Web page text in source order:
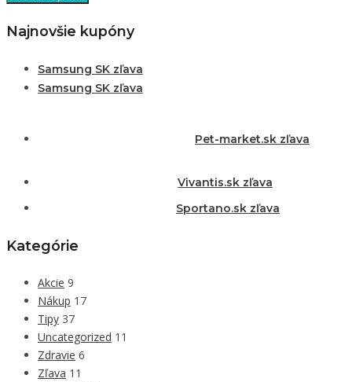
Najnovšie kupóny
Samsung SK zľava
Samsung SK zľava
Pet-market.sk zľava
Vivantis.sk zľava
Sportano.sk zľava
Kategórie
Akcie 9
Nákup 17
Tipy 37
Uncategorized 11
Zdravie 6
Zľava 11